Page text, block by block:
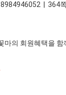
8984946052 | 364
마의 회원혜택을 함